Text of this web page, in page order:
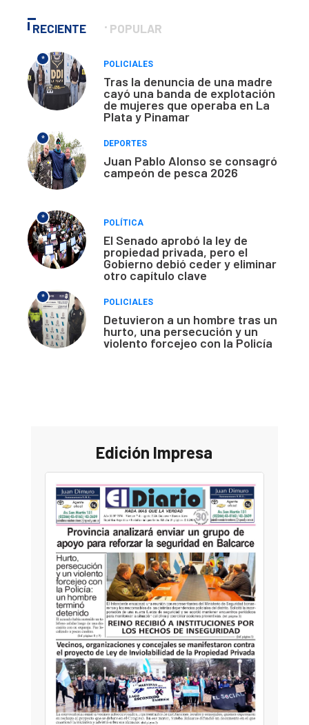
RECIENTE POPULAR
*
POLICIALES
Tras la denuncia de una madre
cayó una banda de explotación
de mujeres que operaba en La
Plata y Pinamar
*
DEPORTES
Juan Pablo Alonso se consagró
campeón de pesca 2026
*
POLÍTICA
El Senado aprobó la ley de
propiedad privada, pero el
Gobierno debió ceder y eliminar
otro capítulo clave
*
POLICIALES
Detuvieron a un hombre tras un
hurto, una persecución y un
violento forcejeo con la Policía
Edición Impresa